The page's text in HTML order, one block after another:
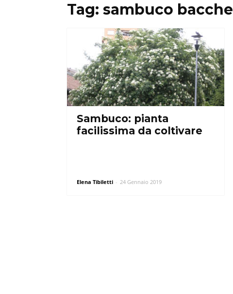
Tag: sambuco bacche
Sambuco: pianta
facilissima da coltivare
Elena Tibiletti - 24 Gennaio 2019